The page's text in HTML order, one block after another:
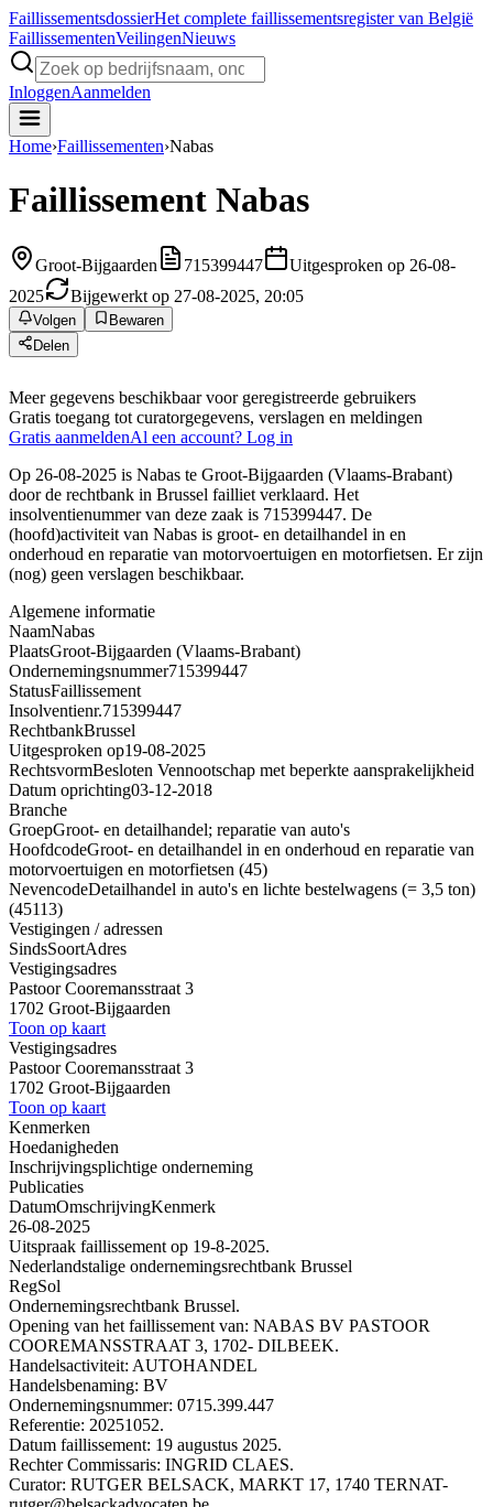
FaillissementsdossierHet complete faillissementsregister van België
FaillissementenVeilingenNieuws
InloggenAanmelden
Home›Faillissementen›Nabas
Faillissement Nabas
Groot-Bijgaarden 715399447
Uitgesproken op 26-08-
2025
Bijgewerkt op 27-08-2025, 20:05
Volgen
Bewaren
Delen
Meer gegevens beschikbaar voor geregistreerde gebruikers
Gratis toegang tot curatorgegevens, verslagen en meldingen
Gratis aanmeldenAl een account? Log in
Op 26-08-2025 is Nabas te Groot-Bijgaarden (Vlaams-Brabant)
door de rechtbank in Brussel failliet verklaard. Het
insolventienummer van deze zaak is 715399447. De
(hoofd)activiteit van Nabas is groot- en detailhandel in en
onderhoud en reparatie van motorvoertuigen en motorfietsen. Er zijn
(nog) geen verslagen beschikbaar.
Algemene informatie
NaamNabas
PlaatsGroot-Bijgaarden (Vlaams-Brabant)
Ondernemingsnummer715399447
StatusFaillissement
Insolventienr.715399447
RechtbankBrussel
Uitgesproken op19-08-2025
RechtsvormBesloten Vennootschap met beperkte aansprakelijkheid
Datum oprichting03-12-2018
Branche
GroepGroot- en detailhandel; reparatie van auto's
HoofdcodeGroot- en detailhandel in en onderhoud en reparatie van
motorvoertuigen en motorfietsen (45)
NevencodeDetailhandel in auto's en lichte bestelwagens (= 3,5 ton)
(45113)
Vestigingen / adressen
SindsSoortAdres
Vestigingsadres
Pastoor Cooremansstraat 3
1702 Groot-Bijgaarden
Toon op kaart
Vestigingsadres
Pastoor Cooremansstraat 3
1702 Groot-Bijgaarden
Toon op kaart
Kenmerken
Hoedanigheden
Inschrijvingsplichtige onderneming
Publicaties
DatumOmschrijvingKenmerk
26-08-2025
Uitspraak faillissement op 19-8-2025.
Nederlandstalige ondernemingsrechtbank Brussel
RegSol
Ondernemingsrechtbank Brussel.
Opening van het faillissement van: NABAS BV PASTOOR
COOREMANSSTRAAT 3, 1702- DILBEEK.
Handelsactiviteit: AUTOHANDEL
Handelsbenaming: BV
Ondernemingsnummer: 0715.399.447
Referentie: 20251052.
Datum faillissement: 19 augustus 2025.
Rechter Commissaris: INGRID CLAES.
Curator: RUTGER BELSACK, MARKT 17, 1740 TERNAT-